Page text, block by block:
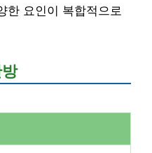
한 요인이 복합적으로